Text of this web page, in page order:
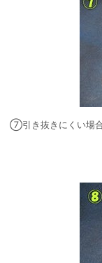
⑦引き抜きにくい場